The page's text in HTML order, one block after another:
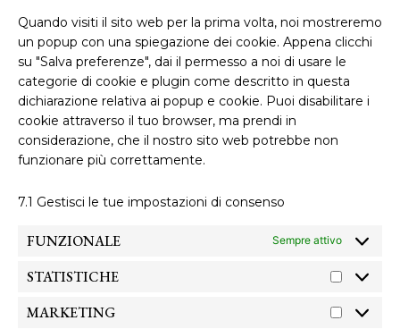
Quando visiti il sito web per la prima volta, noi mostreremo
un popup con una spiegazione dei cookie. Appena clicchi
su "Salva preferenze", dai il permesso a noi di usare le
categorie di cookie e plugin come descritto in questa
dichiarazione relativa ai popup e cookie. Puoi disabilitare i
cookie attraverso il tuo browser, ma prendi in
considerazione, che il nostro sito web potrebbe non
funzionare più correttamente.
7.1 Gestisci le tue impostazioni di consenso
FUNZIONALE Sempre attivo
STATISTICHE
MARKETING